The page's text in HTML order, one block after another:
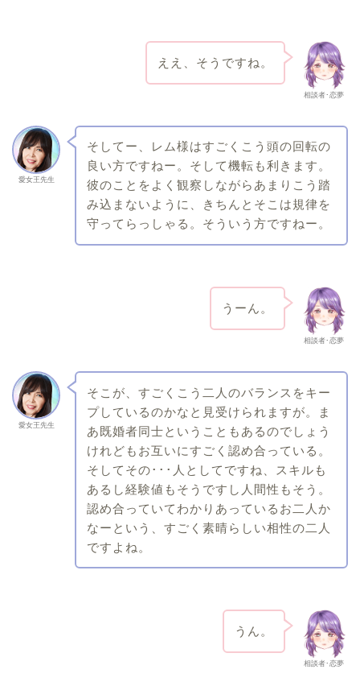
相談者･恋夢
ええ、そうですね。
愛女王先生
そしてー、レム様はすごくこう頭の回転の
良い方ですねー。そして機転も利きます。
彼のことをよく観察しながらあまりこう踏
み込まないように、きちんとそこは規律を
守ってらっしゃる。そういう方ですねー。
相談者･恋夢
うーん。
愛女王先生
そこが、すごくこう二人のバランスをキー
プしているのかなと見受けられますが。ま
あ既婚者同士ということもあるのでしょう
けれどもお互いにすごく認め合っている。
そしてその･･･人としてですね、スキルも
あるし経験値もそうですし人間性もそう。
認め合っていてわかりあっているお二人か
なーという、すごく素晴らしい相性の二人
ですよね。
相談者･恋夢
うん。